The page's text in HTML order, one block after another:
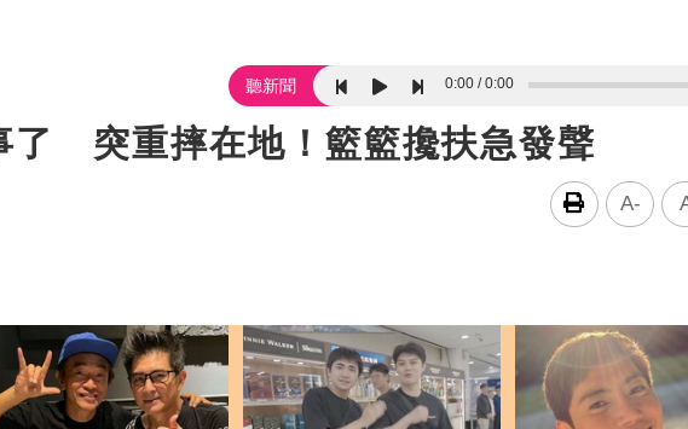
聽新聞 0:00 0:00
了 突重摔在地！籃籃攙扶急發聲
A-